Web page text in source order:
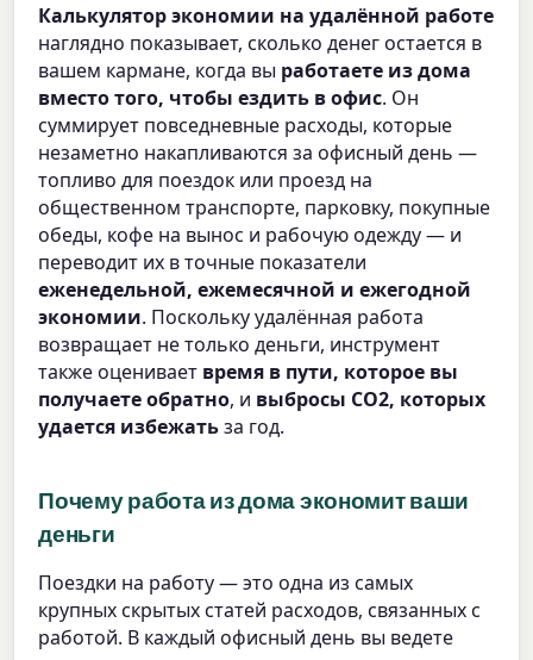
Калькулятор экономии на удалённой работе
наглядно показывает, сколько денег остается в
вашем кармане, когда вы работаете из дома
вместо того, чтобы ездить в офис. Он
суммирует повседневные расходы, которые
незаметно накапливаются за офисный день —
топливо для поездок или проезд на
общественном транспорте, парковку, покупные
обеды, кофе на вынос и рабочую одежду — и
переводит их в точные показатели
еженедельной, ежемесячной и ежегодной
экономии. Поскольку удалённая работа
возвращает не только деньги, инструмент
также оценивает время в пути, которое вы
получаете обратно, и выбросы CO2, которых
удается избежатьза год.
Почему работа из дома экономит ваши
деньги
Поездки на работу — это одна из самых
крупных скрытых статей расходов, связанных с
работой. В каждый офисный день вы ведете